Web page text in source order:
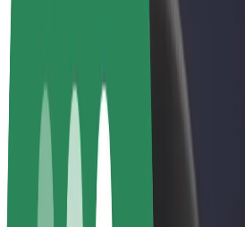
Bolt Market
Bolt Food
Bolt Drive
Bolt for Business
Elcyklar